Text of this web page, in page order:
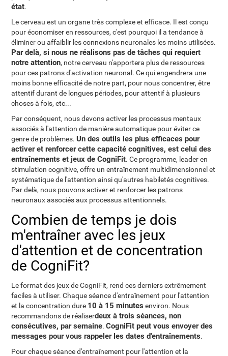
état.
Le cerveau est un organe très complexe et efficace. Il est conçu
pour économiser en ressources, c'est pourquoi il a tendance à
éliminer ou affaiblir les connexions neuronales les moins utilisées.
Par delà, si nous ne réalisons pas de tâches qui requiert
notre attention, notre cerveau n'apportera plus de ressources
pour ces patrons d'activation neuronal. Ce qui engendrera une
moins bonne efficacité de notre part, pour nous concentrer, être
attentif durant de longues périodes, pour attentif à plusieurs
choses à fois, etc...
Par conséquent, nous devons activer les processus mentaux
associés à l'attention de manière automatique pour éviter ce
genre de problèmes.Un des outils les plus efficaces pour
activer et renforcer cette capacité cognitives, est celui des
entraînements et jeux de CogniFit. Ce programme, leader en
stimulation cognitive, offre un entraînement multidimensionnel et
systématique de l'attention ainsi qu'autres habiletés cognitives.
Par delà, nous pouvons activer et renforcer les patrons
neuronaux associés aux processus attentionnels.
Combien de temps je dois
m'entraîner avec les jeux
d'attention et de concentration
de CogniFit?
Le format des jeux de CogniFit, rend ces derniers extrêmement
faciles à utiliser. Chaque séance d'entraînement pour l'attention
et la concentration dure 10 à 15 minutes environ. Nous
recommandons de réaliserdeux à trois séances, non
consécutives, par semaine.CogniFit peut vous envoyer des
messages pour vous rappeler les dates d'entraînements.
Pour chaque séance d'entraînement pour l'attention et la